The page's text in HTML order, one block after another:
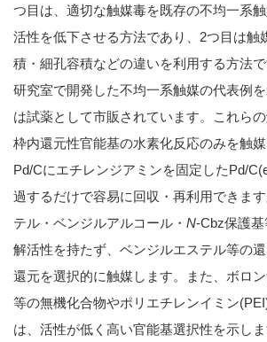
つ目は、適切な触媒毒を既存の不均一系
活性を低下させる方法であり、2つ目は触
積・細孔容積などの違いを利用する方法
研究室で開発した不均一系触媒の代表例
は試薬として市販されています。これら
枠内還元性官能基の水素化反応のみを触
Pd/Cにエチレンジアミンを固定したPd/
過するだけで容易に回収・再利用できま
テル・ベンジルアルコール・ N-Cbz保護
解活性を持たず、ベンジルエステル等の
還元を選択的に触媒します。また、ボロ
等の無機化合物やポリエチレンイミン
は、活性が低く高い官能基選択性を示し